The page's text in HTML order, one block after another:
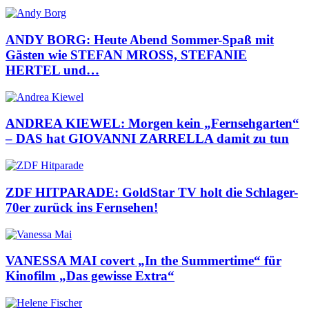
ANDY BORG: Heute Abend Sommer-Spaß mit
Gästen wie STEFAN MROSS, STEFANIE
HERTEL und…
ANDREA KIEWEL: Morgen kein „Fernsehgarten“
– DAS hat GIOVANNI ZARRELLA damit zu tun
ZDF HITPARADE: GoldStar TV holt die Schlager-
70er zurück ins Fernsehen!
VANESSA MAI covert „In the Summertime“ für
Kinofilm „Das gewisse Extra“